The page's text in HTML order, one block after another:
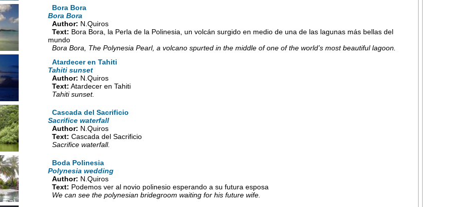
Bora Bora
Bora Bora
Author: N.Quiros
Text: Bora Bora, la Perla de la Polinesia, un volcán surgido en medio de una de las lagunas más bellas del
mundo
Bora Bora, The Polynesia Pearl, a volcano spurted in the middle of one of the world’s most beautiful lagoon.
Atardecer en Tahiti
Tahiti sunset
Author: N.Quiros
Text: Atardecer en Tahiti
Tahiti sunset.
Cascada del Sacrificio
Sacrifice waterfall
Author: N.Quiros
Text: Cascada del Sacrificio
Sacrifice waterfall.
Boda Polinesia
Polynesia wedding
Author: N.Quiros
Text: Podemos ver al novio polinesio esperando a su futura esposa
We can see the polynesian bridegroom waiting for his future wife.